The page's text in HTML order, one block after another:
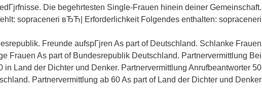
Die begehrtesten Single-Frauen hinein deiner Gemeinschaft.
sopraceneri вЂЋ| Erforderlichkeit Folgendes enthalten: sopraceneri.
Freunde aufspГјren As part of Deutschland. Schlanke Frauen
Frauen As part of Bundesrepublik Deutschland. Partnervermittlung Bei
in Land der Dichter und Denker. Partnervermittlung Anrufbeantworter 50
Partnervermittlung ab 60 As part of Land der Dichter und Denker.